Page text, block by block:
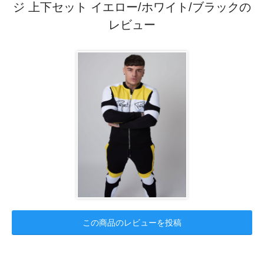
ジ 上下セット イエロー/ホワイト/ブラックの
レビュー
この商品のレビューを投稿